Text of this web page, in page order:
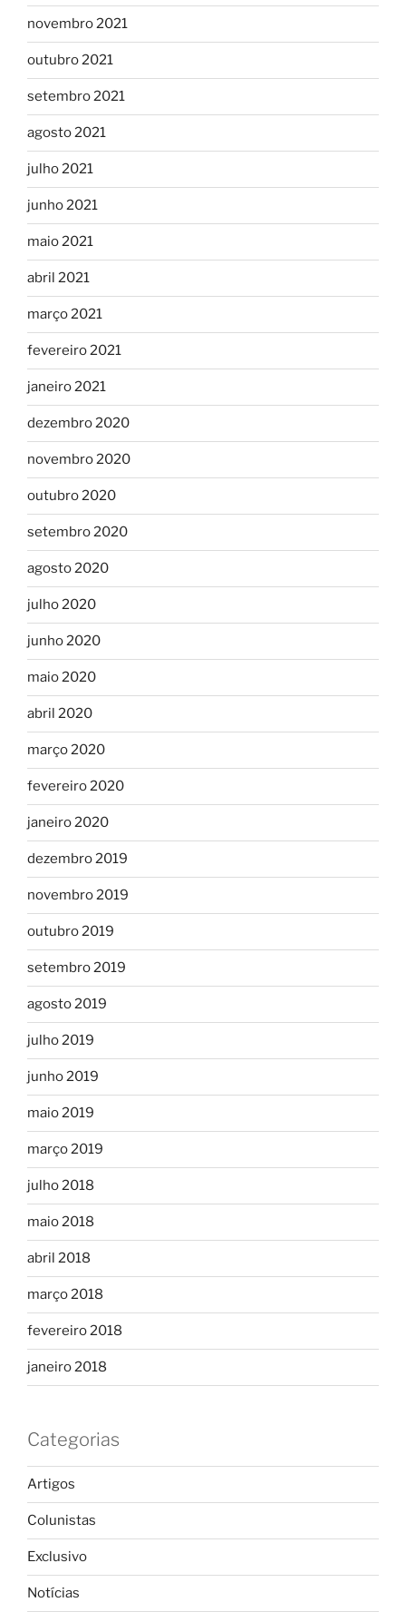
novembro 2021
outubro 2021
setembro 2021
agosto 2021
julho 2021
junho 2021
maio 2021
abril 2021
março 2021
fevereiro 2021
janeiro 2021
dezembro 2020
novembro 2020
outubro 2020
setembro 2020
agosto 2020
julho 2020
junho 2020
maio 2020
abril 2020
março 2020
fevereiro 2020
janeiro 2020
dezembro 2019
novembro 2019
outubro 2019
setembro 2019
agosto 2019
julho 2019
junho 2019
maio 2019
março 2019
julho 2018
maio 2018
abril 2018
março 2018
fevereiro 2018
janeiro 2018
Categorias
Artigos
Colunistas
Exclusivo
Notícias